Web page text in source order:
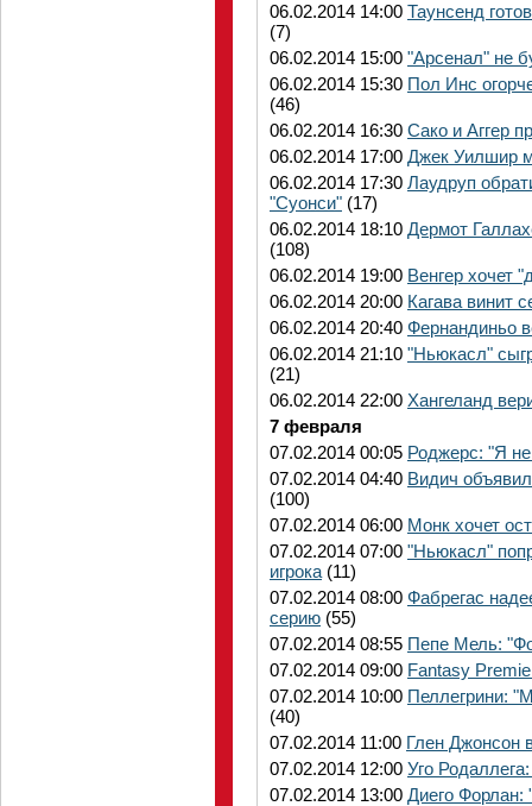
06.02.2014 14:00 Таунсенд
(7)
06.02.2014 15:00 "Арсенал" не
06.02.2014 15:30 Пол Инс
(46)
06.02.2014 16:30 Сако и Аггер
06.02.2014 17:00 Джек Уилшир
06.02.2014 17:30 Лаудруп
"Суонси" (17)
06.02.2014 18:10 Дермот
(108)
06.02.2014 19:00 Венгер хочет
06.02.2014 20:00 Кагава винит
06.02.2014 20:40 Фернандиньо
06.02.2014 21:10 "Ньюкасл"
(21)
06.02.2014 22:00 Хангеланд
7 февраля
07.02.2014 00:05 Роджерс: "Я
07.02.2014 04:40 Видич
(100)
07.02.2014 06:00 Монк хочет
07.02.2014 07:00 "Ньюкасл"
игрока (11)
07.02.2014 08:00 Фабрегас
серию (55)
07.02.2014 08:55 Пепе Мель:
07.02.2014 09:00 Fantasy
07.02.2014 10:00 Пеллегрини:
(40)
07.02.2014 11:00 Глен Джонсон
07.02.2014 12:00 Уго
07.02.2014 13:00 Диего Форлан: